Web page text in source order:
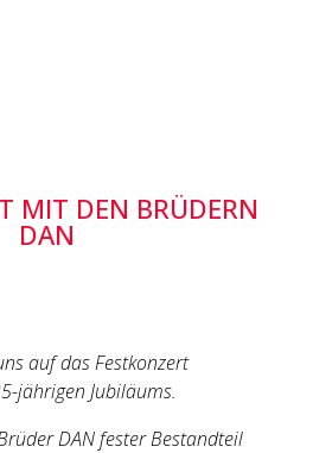
MIT DEN BRÜDERN
DAN
auf das Festkonzert
jährigen Jubiläums.
DAN fester Bestandteil